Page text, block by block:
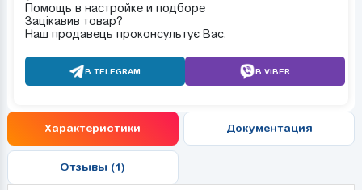
Помощь в настройке и подборе
Зацікавив товар?
Наш продавець проконсультує Вас.
В TELEGRAM В VIBER
Характеристики Документация
Отзывы (1)